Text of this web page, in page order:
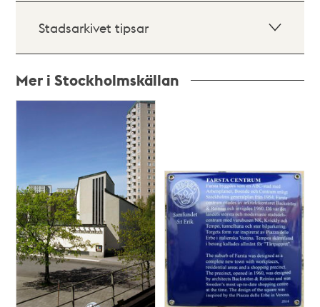
Stadsarkivet tipsar
Mer i Stockholmskällan